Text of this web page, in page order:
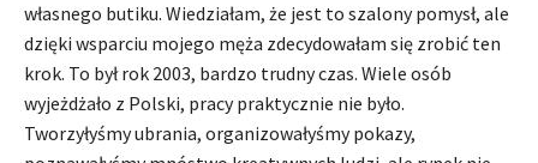
własnego butiku. Wiedziałam, że jest to szalony pomysł, ale
dzięki wsparciu mojego męża zdecydowałam się zrobić ten
krok. To był rok 2003, bardzo trudny czas. Wiele osób
wyjeżdżało z Polski, pracy praktycznie nie było.
Tworzyłyśmy ubrania, organizowałyśmy pokazy,